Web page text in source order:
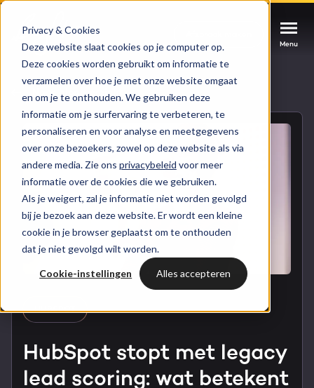
Privacy & Cookies
Deze website slaat cookies op je computer op.
Deze cookies worden gebruikt om informatie te
verzamelen over hoe je met onze website omgaat
en om je te onthouden. We gebruiken deze
informatie om je surfervaring te verbeteren, te
personaliseren en voor analyse en meetgegevens
over onze bezoekers, zowel op deze website als via
andere media. Zie ons privacybeleid voor meer
informatie over de cookies die we gebruiken.
Als je weigert, zal je informatie niet worden gevolgd
bij je bezoek aan deze website. Er wordt een kleine
cookie in je browser geplaatst om te onthouden
dat je niet gevolgd wilt worden.
Cookie-instellingen Alles accepteren
Menu
Menu
HUBSPOT SERVICES
HubSpot implementatie
HubSpot automations
HubSpot integraties
GROWTH SERVICES
Cases
Branches
Bright
WELKOM BIJ BRIGHT
Team
Contact
Inspiratie
Blog
Events & webinars
Menu
Could not loads results. Please refresh the
page.
Naar blogoverzicht
HUBSPOT
HubSpot stopt met legacy
lead scoring: wat betekent